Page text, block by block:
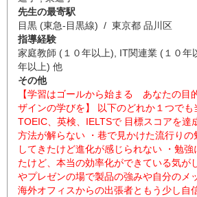
先生の最寄駅
目黒 (東急-目黒線) / 東京都 品川区
指導経験
家庭教師 (１０年以上), IT関連業 (１０年
年以上) 他
その他
【学習はゴールから始まる あなたの目
ザインの学びを】 以下のどれか１つでも
TOEIC、英検、IELTSで 目標スコアを達
方法が解らない ・巷で見かけた流行り
してきたけど進化が感じられない ・勉強
たけど、本当の効率化ができている気が
やプレゼンの場で製品の強みや自分のメ
海外オフィスからの出張者ともう少し自